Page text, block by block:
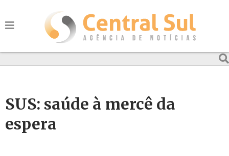
SUS: saúde à mercê da
espera